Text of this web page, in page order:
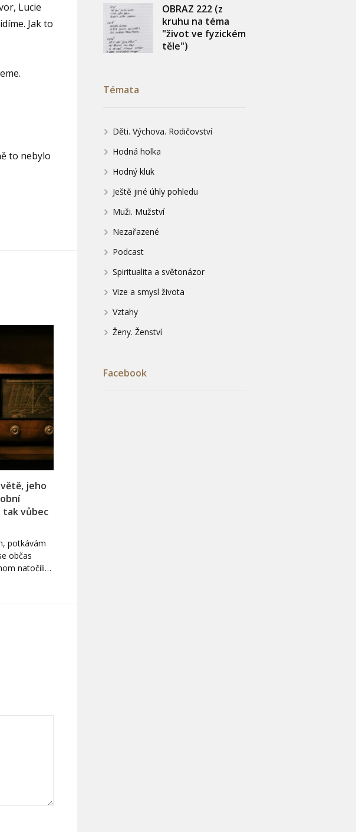
Lucie
Jak to
to nebylo
jeho
tak vůbec
potkávám
občas
natočili…
OBRAZ 222 (z
kruhu na téma
"život ve fyzickém
těle")
Témata
Děti. Výchova. Rodičovství
Hodná holka
Hodný kluk
Ještě jiné úhly pohledu
Muži. Mužství
Nezařazené
Podcast
Spiritualita a světonázor
Vize a smysl života
Vztahy
Ženy. Ženství
Facebook